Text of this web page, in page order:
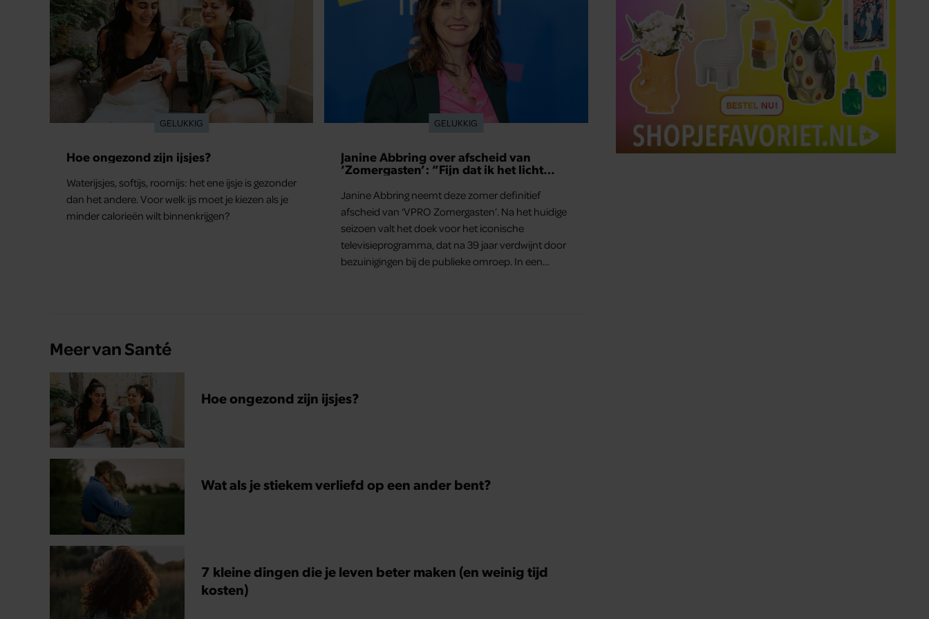
GELUKKIG
Hoe ongezond zijn ijsjes?
Waterijsjes, softijs, roomijs: het ene ijsje is gezonder
dan het andere. Voor welk ijs moet je kiezen als je
minder calorieën wilt binnenkrijgen?
GELUKKIG
Janine Abbring over afscheid van
‘Zomergasten’: “Fijn dat ik het licht
Janine Abbring neemt deze zomer definitief
afscheid van ‘VPRO Zomergasten’. Na het huidige
seizoen valt het doek voor het iconische
televisieprogramma, dat na 39 jaar verdwijnt door
bezuinigingen bij de publieke omroep. In een
Meer van Santé
Hoe ongezond zijn ijsjes?
Wat als je stiekem verliefd op een ander bent?
7 kleine dingen die je leven beter maken (en weinig tijd
kosten)